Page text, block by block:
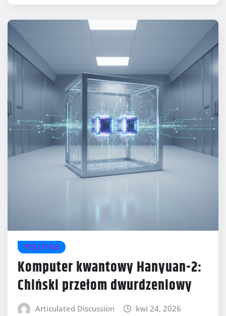
POLITYKA
Komputer kwantowy Hanyuan-2:
Chiński przełom dwurdzeniowy
Articulated Discussion
kwi 24, 2026